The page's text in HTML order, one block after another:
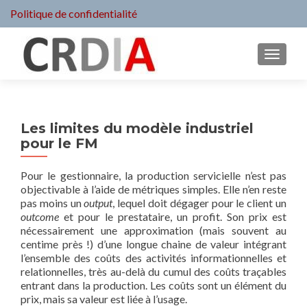
Politique de confidentialité
MENU
Les limites du modèle industriel
pour le FM
Pour le gestionnaire, la production servicielle n’est pas
objectivable à l’aide de métriques simples. Elle n’en reste
pas moins unoutput, lequel doit dégager pour le client un
outcome et pour le prestataire, un profit. Son prix est
nécessairement une approximation (mais souvent au
centime près !) d’une longue chaine de valeur intégrant
l’ensemble des coûts des activités informationnelles et
relationnelles, très au-delà du cumul des coûts traçables
entrant dans la production. Les coûts sont un élément du
prix, mais sa valeur est liée à l’usage.